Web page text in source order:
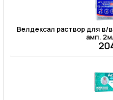
Велдексал раствор для
амп.